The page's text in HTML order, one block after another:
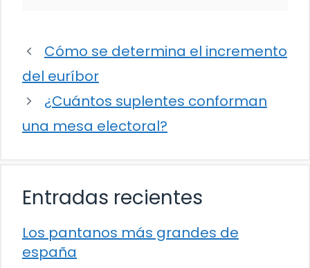
Cómo se determina el incremento
del euríbor
¿Cuántos suplentes conforman
una mesa electoral?
Entradas recientes
Los pantanos más grandes de
españa